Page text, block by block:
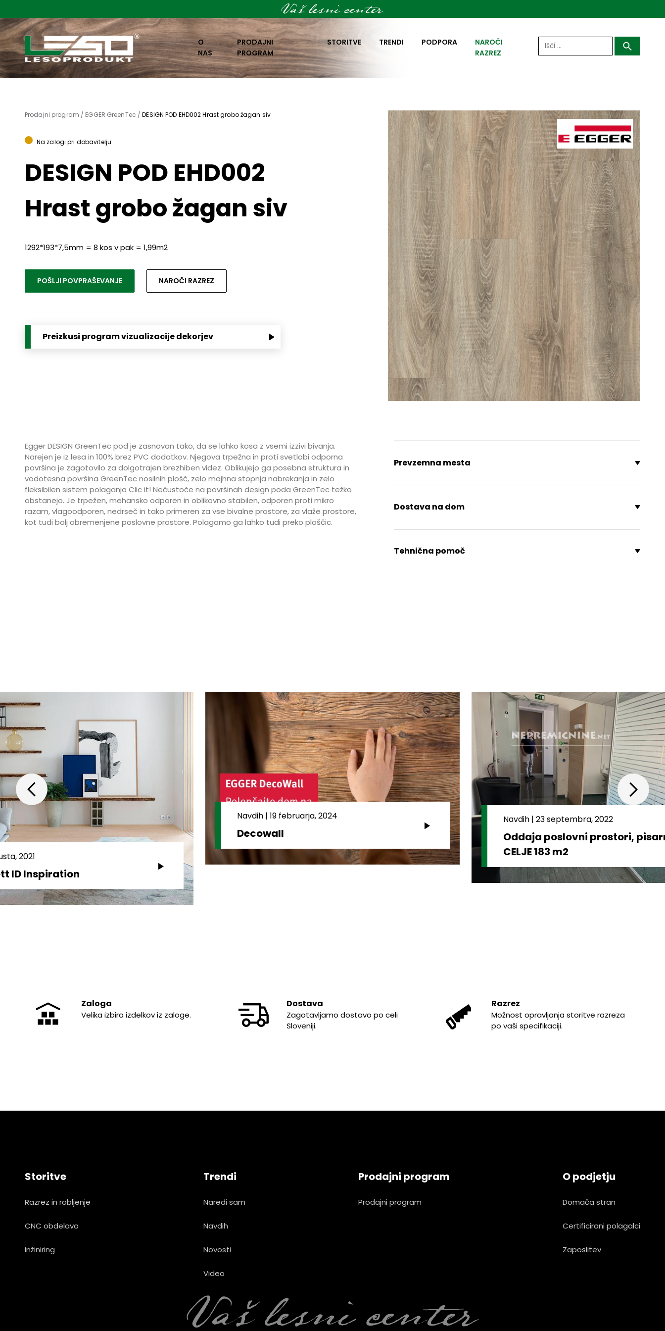
O
NAS
PRODAJNI
PROGRAM
STORITVE TRENDI PODPORA
NAROČI
RAZREZ
Išči:
Prodajni program / EGGER GreenTec /DESIGN POD EHD002 Hrast grobo žagan siv
Na zalogi pri dobavitelju
DESIGN POD EHD002
Hrast grobo žagan siv
1292*193*7,5mm = 8 kos v pak = 1,99m2
POŠLJI POVPRAŠEVANJE NAROČI RAZREZ
Preizkusi program vizualizacije dekorjev
Egger DESIGN GreenTec pod je zasnovan tako, da se lahko kosa z vsemi izzivi bivanja.
Narejen je iz lesa in 100% brez PVC dodatkov. Njegova trpežna in proti svetlobi odporna
površina je zagotovilo za dolgotrajen brezhiben videz. Oblikujejo ga posebna struktura in
vodotesna površina GreenTec nosilnih plošč, zelo majhna stopnja nabrekanja in zelo
fleksibilen sistem polaganja Clic it! Nečustoče na površinah design poda GreenTec težko
obstanejo. Je trpežen, mehansko odporen in oblikovno stabilen, odporen proti mikro
razam, vlagoodporen, nedrseč in tako primeren za vse bivalne prostore, za vlaže prostore,
kot tudi bolj obremenjene poslovne prostore. Polagamo ga lahko tudi preko ploščic.
Prevzemna mesta
Dostava na dom
Tehnična pomoč
2021
ID Inspiration
Navdih |19 februarja, 2024
Decowall
Navdih |23 septembra, 2022
Oddaja poslovni prostori,
CELJE 183 m2
Zaloga
Velika izbira izdelkov iz zaloge.
Dostava
Zagotavljamo dostavo po celi
Sloveniji.
Razrez
Možnost opravljanja storitve razreza
po vaši specifikaciji.
Storitve
Razrez in robljenje
CNC obdelava
Inžiniring
Trendi
Naredi sam
Navdih
Novosti
Video
Prodajni program
Prodajni program
O podjetju
Domača stran
Certificirani polagalci
Zaposlitev